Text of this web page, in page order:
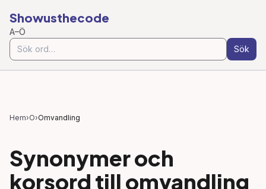
Showusthecode
A–Ö
Sök
Hem›O›Omvandling
Synonymer och
korsord till omvandling